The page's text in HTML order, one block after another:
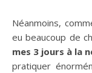
Néanmoins,
eu beaucoup de
mes 3 jours à la
pratiquer